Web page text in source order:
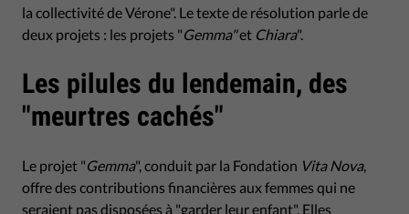
la collectivité de Vérone". Le texte de résolution parle de
deux projets : les projets "Gemma"et Chiara".
Les pilules du lendemain, des
"meurtres cachés"
Le projet "Gemma", conduit par la Fondation Vita Nova,
offre des contributions financières aux femmes qui ne
seraient pas disposées à "garder leur enfant". Elles